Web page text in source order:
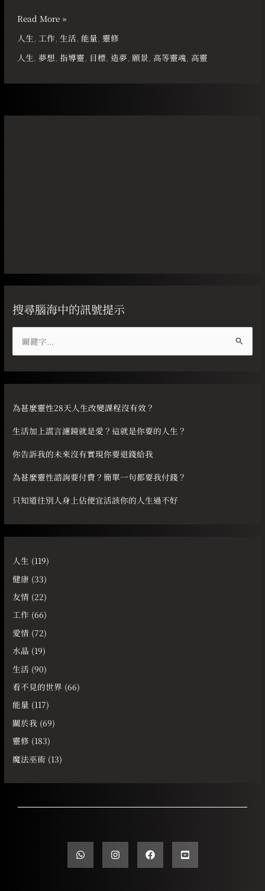
Read More »
人生,工作,生活, 能量,靈修
人生 ,夢想,指導靈, 目標, 造夢, 願景, 高等靈魂, 高靈
搜尋腦海中的訊號提示
尋
關
字
為甚麼靈性28天人生改變課程沒有效？
生活加上謊言濾鏡就是愛？這就是你要的人生？
你告訴我的未來沒有實現你要退錢給我
為甚麼靈性諮詢要付費？簡單一句都要我付錢？
只知道往別人身上佔便宜活該你的人生過不好
人生 (119)
健康 (33)
友情 (22)
工作 (66)
愛情 (72)
水晶 (19)
生活 (90)
看不見的世界 (66)
能量 (117)
關於我 (69)
靈修 (183)
魔法巫術 (13)